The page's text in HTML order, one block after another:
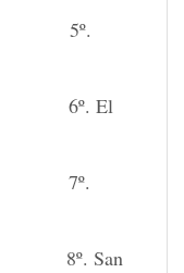
5º.
El
7º.
San